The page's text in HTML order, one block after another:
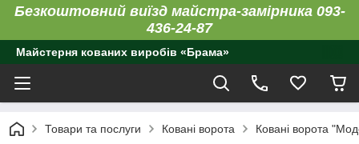
Безкоштовний виїзд майстра-замірника 093-
436-24-87
Майстерня кованих виробів «Брама»
Товари та послуги Ковані ворота Ковані ворота